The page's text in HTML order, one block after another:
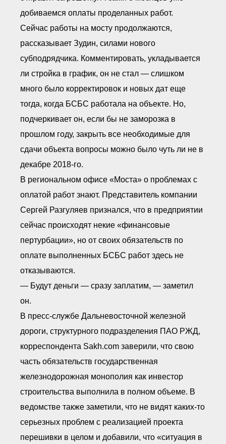
добиваемся оплаты проделанных работ.
Сейчас работы на мосту продолжаются,
рассказывает Зудин, силами нового
субподрядчика. Комментировать, укладывается
ли стройка в график, он не стал — слишком
много было корректировок и новых дат еще
тогда, когда БСБС работала на объекте. Но,
подчеркивает он, если бы не заморозка в
прошлом году, закрыть все необходимые для
сдачи объекта вопросы можно было чуть ли не в
декабре 2018-го.
В региональном офисе «Моста» о проблемах с
оплатой работ знают. Представитель компании
Сергей Разгуляев признался, что в предприятии
сейчас происходят некие «финансовые
пертурбации», но от своих обязательств по
оплате выполненных БСБС работ здесь не
отказываются.
— Будут деньги — сразу заплатим, — заметил
он.
В пресс-службе Дальневосточной железной
дороги, структурного подразделения ПАО РЖД,
корреспондента Sakh.com заверили, что свою
часть обязательств государственная
железнодорожная монополия как инвестор
строительства выполнила в полном объеме. В
ведомстве также заметили, что не видят каких-то
серьезных проблем с реализацией проекта
перешивки в целом и добавили, что «ситуация в